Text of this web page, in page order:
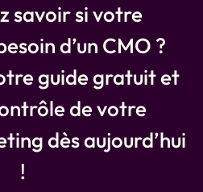
savoir si votre
d’un CMO ?
guide gratuit et
de votre
dès aujourd’hui
!